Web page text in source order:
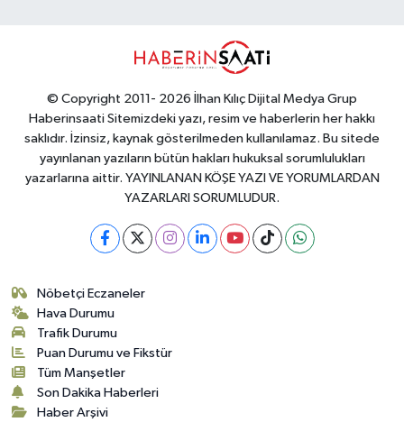
© Copyright 2011- 2026 İlhan Kılıç Dijital Medya Grup
Haberinsaati Sitemizdeki yazı, resim ve haberlerin her hakkı
saklıdır. İzinsiz, kaynak gösterilmeden kullanılamaz. Bu sitede
yayınlanan yazıların bütün hakları hukuksal sorumlulukları
yazarlarına aittir. YAYINLANAN KÖŞE YAZI VE YORUMLARDAN
YAZARLARI SORUMLUDUR.
Nöbetçi Eczaneler
Hava Durumu
Trafik Durumu
Puan Durumu ve Fikstür
Tüm Manşetler
Son Dakika Haberleri
Haber Arşivi